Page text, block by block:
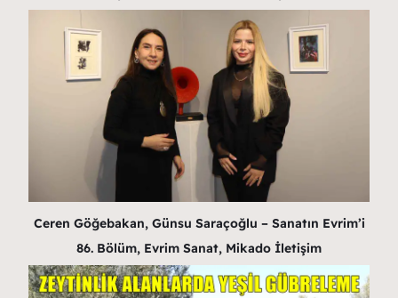
Ceren Göğebakan, Günsu Saraçoğlu – Sanatın Evrim’i
86. Bölüm, Evrim Sanat, Mikado İletişim